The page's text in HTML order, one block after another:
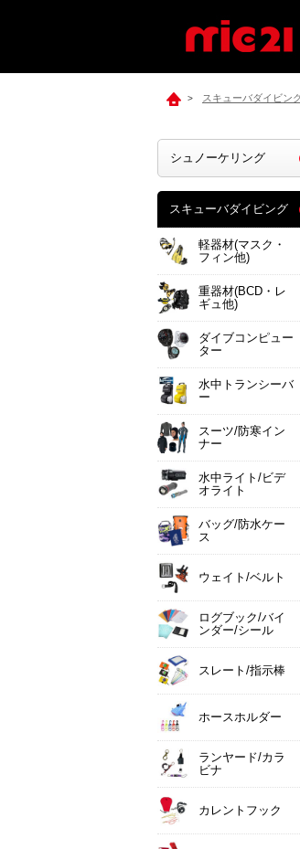
> スキューバダイビン
シュノーケリング
スキューバダイビング
軽器材(マスク・
フィン他)
重器材(BCD・レ
ギュ他)
ダイブコンピュー
ター
水中トランシーバ
ー
スーツ/防寒イン
ナー
水中ライト/ビデ
オライト
バッグ/防水ケー
ス
ウェイト/ベルト
ログブック/バイ
ンダー/シール
スレート/指示棒
ホースホルダー
ランヤード/カラ
ビナ
カレントフック